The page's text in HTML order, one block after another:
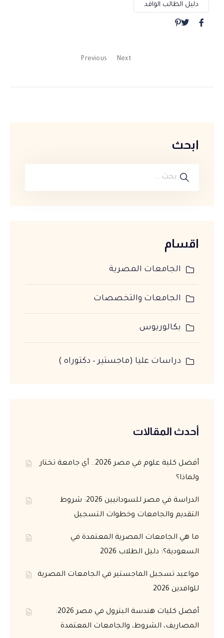
دليل الطالب الوافد
Previous Next
ابحث
اقسام
الجامعات المصرية
الجامعات والتخصصات
بكالوريوس
دراسات عليا (ماجستير – دكتوراه )
أحدث المقالات
أفضل كلية علوم في مصر 2026.. أي جامعة تختار
ولماذا؟
الدراسة في مصر للسودانيين 2026: شروط
التقديم والجامعات وخطوات التسجيل
ما هي الجامعات المصرية المعتمدة في
السعودية؟: دليل الطلاب 2026
مواعيد تسجيل الماجستير في الجامعات المصرية
للوافدين 2026
أفضل كليات هندسة البترول في مصر 2026:
المصاريف، الشروط، والجامعات المعتمدة